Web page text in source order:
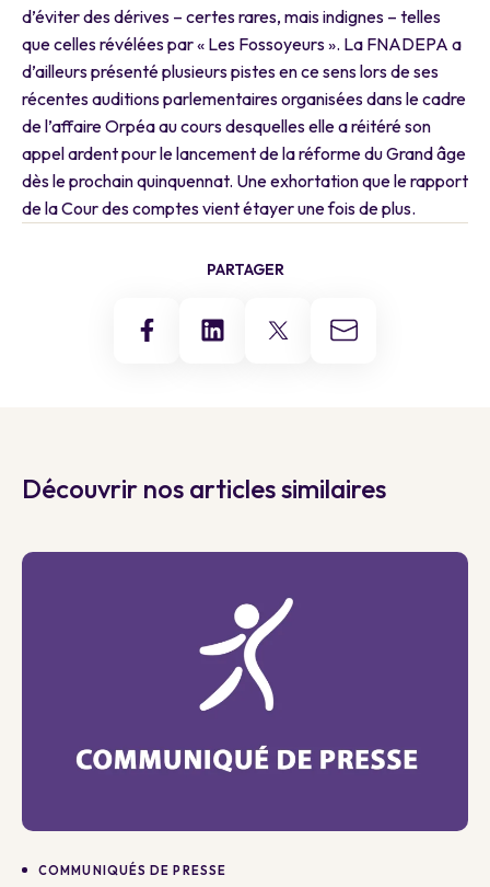
PARTAGER
d’éviter des dérives – certes rares, mais indignes – telles
que celles révélées par « Les Fossoyeurs ». La FNADEPA a
d’ailleurs présenté plusieurs pistes en ce sens lors de ses
récentes auditions parlementaires organisées dans le cadre
de l’affaire Orpéa au cours desquelles elle a réitéré son
appel ardent pour le lancement de la réforme du Grand âge
dès le prochain quinquennat. Une exhortation que le rapport
de la Cour des comptes vient étayer une fois de plus.
Découvrir nos articles similaires
COMMUNIQUÉS DE PRESSE